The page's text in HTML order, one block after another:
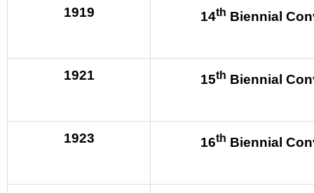
1919 14th Biennial
1921 15th Biennial
1923 16th Biennial